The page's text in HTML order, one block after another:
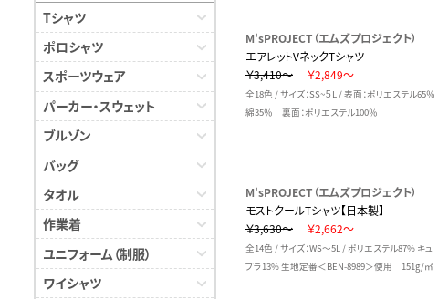
Tシャツ
ポロシャツ
スポーツウェア
パーカー・スウェット
ブルゾン
バッグ
タオル
作業着
ユニフォーム（制服）
ワイシャツ
M'sPROJECT（エムズプロジェクト）
エアレットVネックTシャツ
￥3,410～
￥2,849～
全18色 / サイズ：SS~５L / 表面：ポリエステル65％
綿35％ 裏面：ポリエステル100％
M'sPROJECT（エムズプロジェクト）
モストクールTシャツ【日本製】
￥3,630～
￥2,662～
全14色 / サイズ：WS～5L / ポリエステル87% キュ
プラ13% 生地定番＜BEN-8989＞使用 151g/㎡